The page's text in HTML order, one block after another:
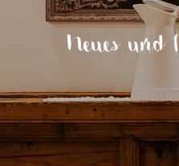
ANFRAGE
Neues und